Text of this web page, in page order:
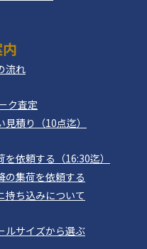
流れ
ク査定
見積り（10点迄）
を依頼する（16:30迄）
の集荷を依頼する
持ち込みについて
ルサイズから選ぶ